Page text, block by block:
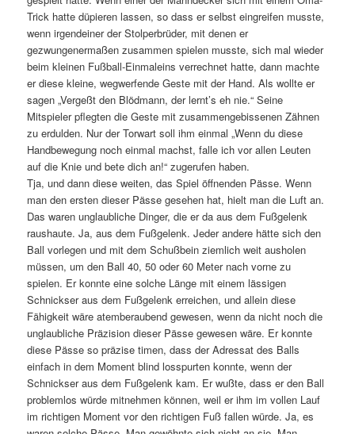
Trick hatte düpieren lassen, so dass er selbst eingreifen musste,
wenn irgendeiner der Stolperbrüder, mit denen er
gezwungenermaßen zusammen spielen musste, sich mal wieder
beim kleinen Fußball-Einmaleins verrechnet hatte, dann machte
er diese kleine, wegwerfende Geste mit der Hand. Als wollte er
sagen „Vergeßt den Blödmann, der lernt’s eh nie.“ Seine
Mitspieler pflegten die Geste mit zusammengebissenen Zähnen
zu erdulden. Nur der Torwart soll ihm einmal „Wenn du diese
Handbewegung noch einmal machst, falle ich vor allen Leuten
auf die Knie und bete dich an!“ zugerufen haben.
Tja, und dann diese weiten, das Spiel öffnenden Pässe. Wenn
man den ersten dieser Pässe gesehen hat, hielt man die Luft an.
Das waren unglaubliche Dinger, die er da aus dem Fußgelenk
raushaute. Ja, aus dem Fußgelenk. Jeder andere hätte sich den
Ball vorlegen und mit dem Schußbein ziemlich weit ausholen
müssen, um den Ball 40, 50 oder 60 Meter nach vorne zu
spielen. Er konnte eine solche Länge mit einem lässigen
Schnickser aus dem Fußgelenk erreichen, und allein diese
Fähigkeit wäre atemberaubend gewesen, wenn da nicht noch die
unglaubliche Präzision dieser Pässe gewesen wäre. Er konnte
diese Pässe so präzise timen, dass der Adressat des Balls
einfach in dem Moment blind losspurten konnte, wenn der
Schnickser aus dem Fußgelenk kam. Er wußte, dass er den Ball
problemlos würde mitnehmen können, weil er ihm im vollen Lauf
im richtigen Moment vor den richtigen Fuß fallen würde. Ja, es